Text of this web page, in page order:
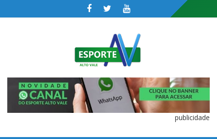
publicidade